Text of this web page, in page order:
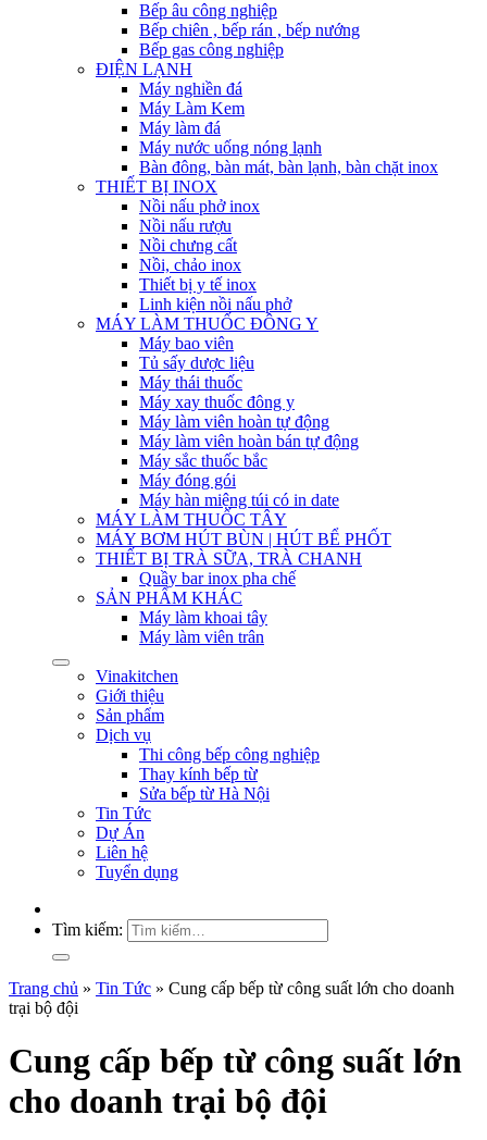
Bếp âu công nghiệp
Bếp chiên , bếp rán , bếp nướng
Bếp gas công nghiệp
ĐIỆN LẠNH
Máy nghiền đá
Máy Làm Kem
Máy làm đá
Máy nước uống nóng lạnh
Bàn đông, bàn mát, bàn lạnh, bàn chặt inox
THIẾT BỊ INOX
Nồi nấu phở inox
Nồi nấu rượu
Nồi chưng cất
Nồi, chảo inox
Thiết bị y tế inox
Linh kiện nồi nấu phở
MÁY LÀM THUỐC ĐÔNG Y
Máy bao viên
Tủ sấy dược liệu
Máy thái thuốc
Máy xay thuốc đông y
Máy làm viên hoàn tự động
Máy làm viên hoàn bán tự động
Máy sắc thuốc bắc
Máy đóng gói
Máy hàn miệng túi có in date
MÁY LÀM THUỐC TÂY
MÁY BƠM HÚT BÙN | HÚT BỂ PHỐT
THIẾT BỊ TRÀ SỮA, TRÀ CHANH
Quầy bar inox pha chế
SẢN PHẨM KHÁC
Máy làm khoai tây
Máy làm viên trân
Vinakitchen
Giới thiệu
Sản phẩm
Dịch vụ
Thi công bếp công nghiệp
Thay kính bếp từ
Sửa bếp từ Hà Nội
Tin Tức
Dự Án
Liên hệ
Tuyển dụng
Tìm kiếm:
Trang chủ » Tin Tức » Cung cấp bếp từ công suất lớn cho doanh
trại bộ đội
Cung cấp bếp từ công suất lớn
cho doanh trại bộ đội